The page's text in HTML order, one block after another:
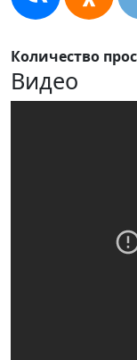
Количество
Видео